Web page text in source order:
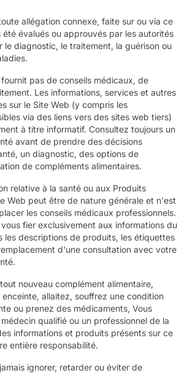
allégation connexe, faite sur ou via ce
évalués ou approuvés par les autorités
le diagnostic, le traitement, la guérison ou
pas de conseils médicaux, de
Les informations, services et autres
sur le Site Web (y compris les
via des liens vers des sites web tiers)
à titre informatif. Consultez toujours un
avant de prendre des décisions
un diagnostic, des options de
de compléments alimentaires.
relative à la santé ou aux Produits
Web peut être de nature générale et n'est
les conseils médicaux professionnels.
fier exclusivement aux informations du
les descriptions de produits, les étiquettes
d'une consultation avec votre
nouveau complément alimentaire,
allaitez, souffrez une condition
ou prenez des médicaments, Vous
qualifié ou un professionnel de la
informations et produits présents sur ce
entière responsabilité.
ignorer, retarder ou éviter de